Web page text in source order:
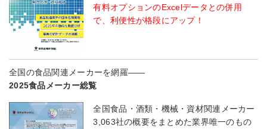
有料オプションのExcelデータとの併用
で、利便性が格段にアップ！
全国の食品関連メーカーを網羅――
2025食品メーカー総覧
全国食品・酒類・機械・資材関連メーカー
3,063社の概要をまとめた業界唯一のもの